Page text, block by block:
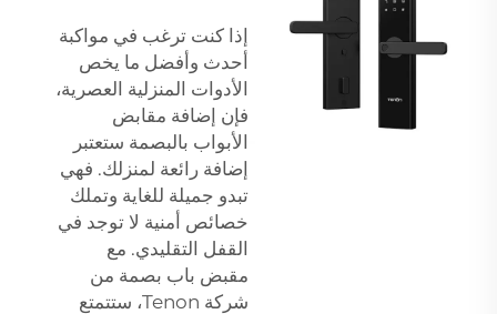
إذا كنت ترغب في مواكبة
أحدث وأفضل ما يخص
الأدوات المنزلية العصرية،
فإن إضافة مقابض
الأبواب بالبصمة ستعتبر
إضافة رائعة لمنزلك. فهي
تبدو جميلة للغاية وتملك
خصائص أمنية لا توجد في
القفل التقليدي. مع
مقبض باب بصمة من
شركة Tenon، ستتمتع